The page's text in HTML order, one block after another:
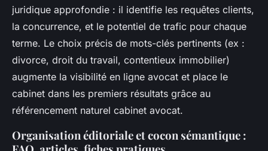
juridique approfondie : il identifie les requêtes clients,
la concurrence, et le potentiel de trafic pour chaque
terme. Le choix précis de mots-clés pertinents (ex :
divorce, droit du travail, contentieux immobilier)
augmente la visibilité en ligne avocat et place le
cabinet dans les premiers résultats grâce au
référencement naturel cabinet avocat.
Organisation éditoriale et cocon sémantique :